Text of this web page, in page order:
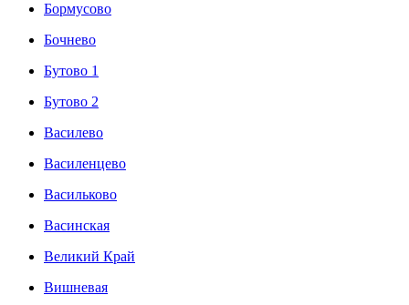
Бормусово
Бочнево
Бутово 1
Бутово 2
Василево
Василенцево
Васильково
Васинская
Великий Край
Вишневая